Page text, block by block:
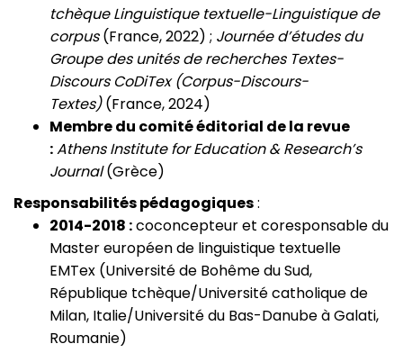
tchèque Linguistique textuelle-Linguistique de
corpus(France, 2022) ; Journée d’études du
Groupe des unités de recherches Textes-
Discours CoDiTex (Corpus-Discours-
Textes)(France, 2024)
Membre du comité éditorial de la revue
:Athens Institute for Education & Research’s
Journal(Grèce)
Responsabilités pédagogiques:
2014-2018 :coconcepteur et coresponsable du
Master européen de linguistique textuelle
EMTex (Université de Bohême du Sud,
République tchèque/Université catholique de
Milan, Italie/Université du Bas-Danube à Galati,
Roumanie)